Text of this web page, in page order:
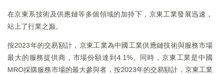
在京東系技術及供應鏈等多個領域的加持下，京東工業發展迅速，
站上了行業之巅。
按2023年的交易額計，京東工業為中國工業供應鏈技術與服務市場
最大的服務提供商，市場份額達到4.1%。同時，京東工業是中國
MRO採購服務市場的最大參與者，按2023年的交易額計，京東工業